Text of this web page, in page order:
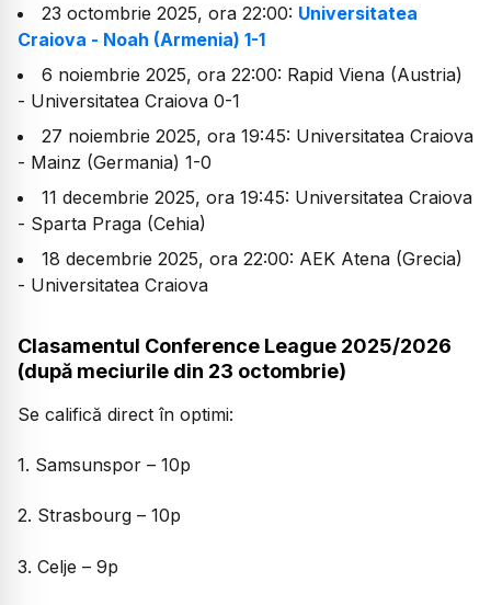
23 octombrie 2025, ora 22:00: Universitatea
Craiova - Noah (Armenia) 1-1
6 noiembrie 2025, ora 22:00: Rapid Viena (Austria)
- Universitatea Craiova 0-1
27 noiembrie 2025, ora 19:45: Universitatea Craiova
- Mainz (Germania) 1-0
11 decembrie 2025, ora 19:45: Universitatea Craiova
- Sparta Praga (Cehia)
18 decembrie 2025, ora 22:00: AEK Atena (Grecia)
- Universitatea Craiova
Clasamentul Conference League 2025/2026
(după meciurile din 23 octombrie)
Se califică direct în optimi:
1. Samsunspor – 10p
2. Strasbourg – 10p
3. Celje – 9p